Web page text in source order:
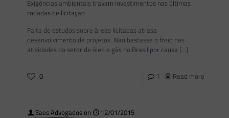
Exigências ambientais travam investimentos nas últimas
rodadas de licitação
Falta de estudos sobre áreas licitadas atrasa
desenvolvimento de projetos. Não bastasse o freio nas
atividades do setor de óleo e gás no Brasil por causa […]
0 1 Read more
Saes Advogadoson
12/01/2015